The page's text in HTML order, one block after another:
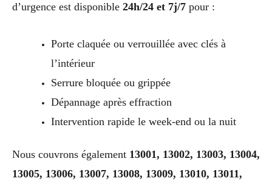
d’urgence est disponible 24h/24 et 7j/7 pour :
Porte claquée ou verrouillée avec clés à
l’intérieur
Serrure bloquée ou grippée
Dépannage après effraction
Intervention rapide le week-end ou la nuit
Nous couvrons également 13001, 13002, 13003, 13004,
13005, 13006, 13007, 13008, 13009, 13010, 13011,